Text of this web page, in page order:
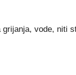
grijanja, vode, niti